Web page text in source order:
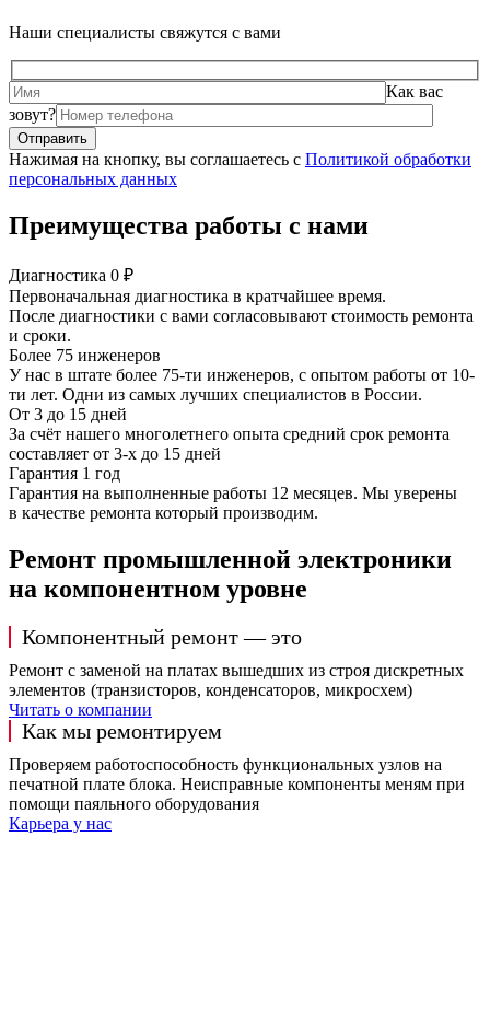
Наши специалисты свяжутся с вами
Как вас
зовут?
Нажимая на кнопку, вы соглашаетесь с Политикой обработки
персональных данных
Преимущества работы с нами
Диагностика 0 ₽
Первоначальная диагностика в кратчайшее время.
После диагностики с вами согласовывают стоимость ремонта
и сроки.
Более 75 инженеров
У нас в штате более 75-ти инженеров, с опытом работы от 10-
ти лет. Одни из самых лучших специалистов в России.
От 3 до 15 дней
За счёт нашего многолетнего опыта средний срок ремонта
составляет от 3-х до 15 дней
Гарантия 1 год
Гарантия на выполненные работы 12 месяцев. Мы уверены
в качестве ремонта который производим.
Ремонт промышленной электроники
на компонентном уровне
Компонентный ремонт — это
Ремонт с заменой на платах вышедших из строя дискретных
элементов (транзисторов, конденсаторов, микросхем)
Читать о компании
Как мы ремонтируем
Проверяем работоспособность функциональных узлов на
печатной плате блока. Неисправные компоненты меням при
помощи паяльного оборудования
Карьера у нас